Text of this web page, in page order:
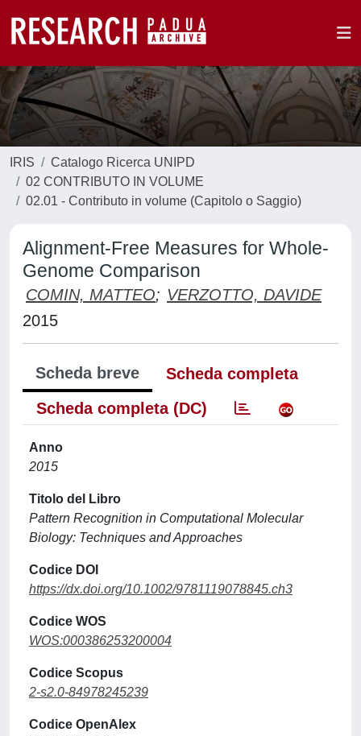
IRIS
Catalogo Ricerca UNIPD
02 CONTRIBUTO IN VOLUME
02.01 - Contributo in volume (Capitolo o Saggio)
Alignment-Free Measures for Whole-
Genome Comparison
COMIN, MATTEO; VERZOTTO, DAVIDE
2015
Scheda breve
Scheda completa
Scheda completa (DC)
Anno
2015
Titolo del Libro
Pattern Recognition in Computational Molecular
Biology: Techniques and Approaches
Codice DOI
https://dx.doi.org/10.1002/9781119078845.ch3
Codice WOS
WOS:000386253200004
Codice Scopus
2-s2.0-84978245239
Codice OpenAlex